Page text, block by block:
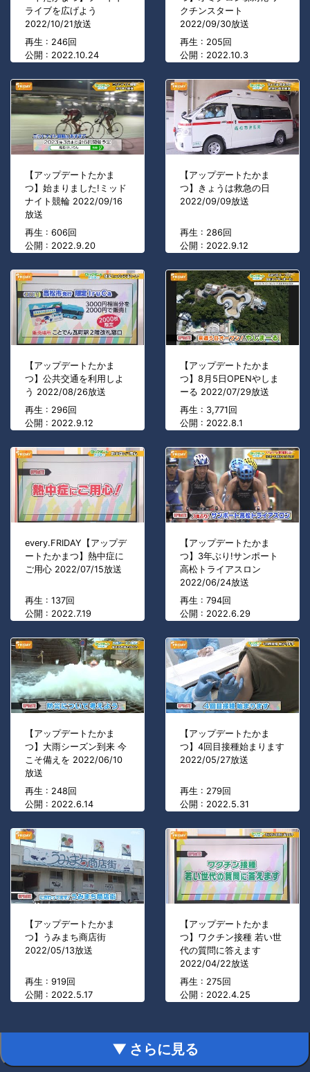
ライブを広げよう
2022/10/21放送
再生 : 246回
公開 : 2022.10.24
クチンスタート
2022/09/30放送
再生 : 205回
公開 : 2022.10.3
【アップデートたかま
つ】始まりました!ミッド
ナイト競輪 2022/09/16
放送
再生 : 606回
公開 : 2022.9.20
【アップデートたかま
つ】きょうは救急の日
2022/09/09放送
再生 : 286回
公開 : 2022.9.12
【アップデートたかま
つ】公共交通を利用しよ
う 2022/08/26放送
再生 : 296回
公開 : 2022.9.12
【アップデートたかま
つ】8月5日OPENやしま
ーる 2022/07/29放送
再生 : 3,771回
公開 : 2022.8.1
every.FRIDAY【アップデ
ートたかまつ】熱中症に
ご用心 2022/07/15放送
再生 : 137回
公開 : 2022.7.19
【アップデートたかま
つ】3年ぶり!サンポート
高松トライアスロン
2022/06/24放送
再生 : 794回
公開 : 2022.6.29
【アップデートたかま
つ】大雨シーズン到来 今
こそ備えを 2022/06/10
放送
再生 : 248回
公開 : 2022.6.14
【アップデートたかま
つ】4回目接種始まります
2022/05/27放送
再生 : 279回
公開 : 2022.5.31
【アップデートたかま
つ】うみまち商店街
2022/05/13放送
再生 : 919回
公開 : 2022.5.17
【アップデートたかま
つ】ワクチン接種 若い世
代の質問に答えます
2022/04/22放送
再生 : 275回
公開 : 2022.4.25
▼ さらに見る